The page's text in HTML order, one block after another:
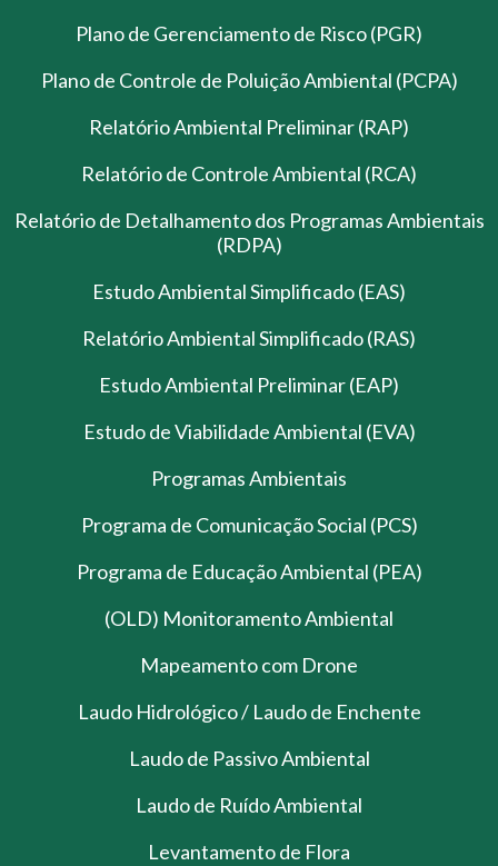
Plano de Gerenciamento de Risco (PGR)
Plano de Controle de Poluição Ambiental (PCPA)
Relatório Ambiental Preliminar (RAP)
Relatório de Controle Ambiental (RCA)
Relatório de Detalhamento dos Programas Ambientais
(RDPA)
Estudo Ambiental Simplificado (EAS)
Relatório Ambiental Simplificado (RAS)
Estudo Ambiental Preliminar (EAP)
Estudo de Viabilidade Ambiental (EVA)
Programas Ambientais
Programa de Comunicação Social (PCS)
Programa de Educação Ambiental (PEA)
(OLD) Monitoramento Ambiental
Mapeamento com Drone
Laudo Hidrológico / Laudo de Enchente
Laudo de Passivo Ambiental
Laudo de Ruído Ambiental
Levantamento de Flora